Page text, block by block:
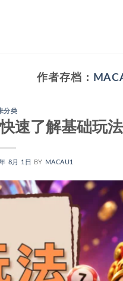
作者存档：
分类
速了解基础玩
8月 1日 BY MACAU1